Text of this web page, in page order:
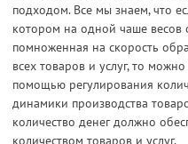
подходом. Все мы знаем, что
котором на одной чаше весов
помноженная на скорость
всех товаров и услуг, то
помощью регулирования
динамики производства
количество денег должно
количеством товаров и услуг.